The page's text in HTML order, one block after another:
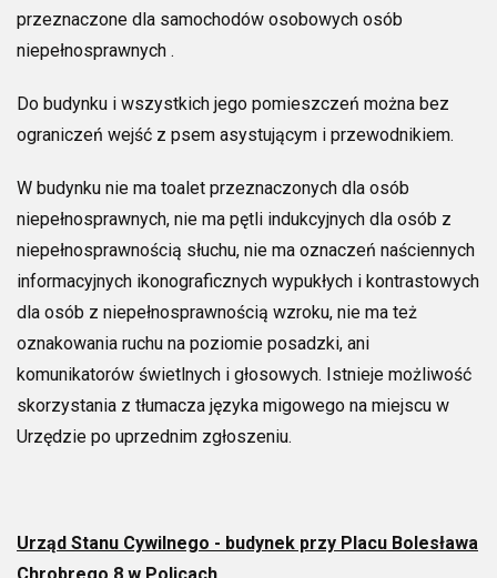
przeznaczone dla samochodów osobowych osób
niepełnosprawnych .
Do budynku i wszystkich jego pomieszczeń można bez
ograniczeń wejść z psem asystującym i przewodnikiem.
W budynku nie ma toalet przeznaczonych dla osób
niepełnosprawnych, nie ma pętli indukcyjnych dla osób z
niepełnosprawnością słuchu, nie ma oznaczeń naściennych
informacyjnych ikonograficznych wypukłych i kontrastowych
dla osób z niepełnosprawnością wzroku, nie ma też
oznakowania ruchu na poziomie posadzki, ani
komunikatorów świetlnych i głosowych. Istnieje możliwość
skorzystania z tłumacza języka migowego na miejscu w
Urzędzie po uprzednim zgłoszeniu.
Urząd Stanu Cywilnego - budynek przy Placu Bolesława